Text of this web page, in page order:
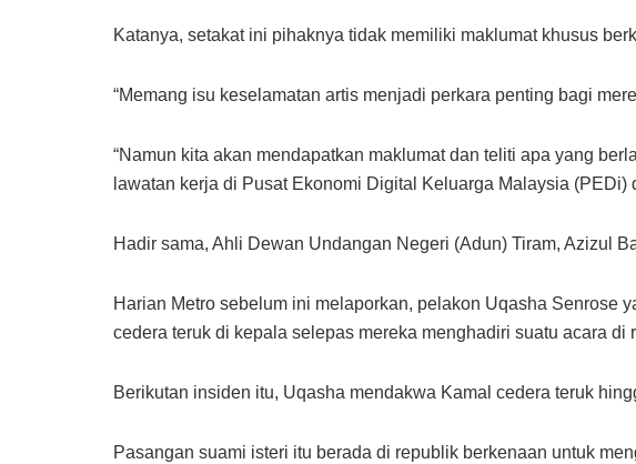
Katanya, setakat ini pihaknya tidak memiliki maklumat khusus
“Memang isu keselamatan artis menjadi perkara penting bagi
“Namun kita akan mendapatkan maklumat dan teliti apa yang
lawatan kerja di Pusat Ekonomi Digital Keluarga Malaysia (PEDi)
Hadir sama, Ahli Dewan Undangan Negeri (Adun) Tiram, Azizul
Harian Metro sebelum ini melaporkan, pelakon Uqasha Senrose
cedera teruk di kepala selepas mereka menghadiri suatu acara di
Berikutan insiden itu, Uqasha mendakwa Kamal cedera teruk
Pasangan suami isteri itu berada di republik berkenaan untuk